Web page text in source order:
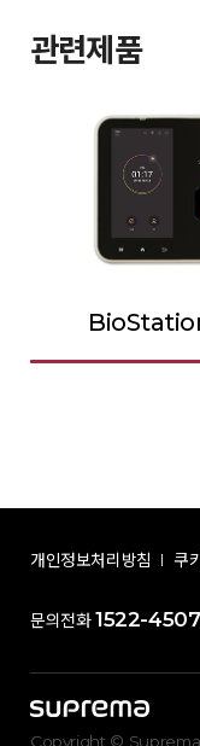
관련제품
개인정보처리방침 쿠
문의전화 1522-4507
Copyright ©